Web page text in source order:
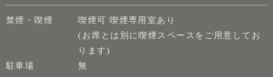
禁煙・喫煙
喫煙可 喫煙専用室あり
(お席とは別に喫煙スペースをご用意してお
ります)
駐車場
無